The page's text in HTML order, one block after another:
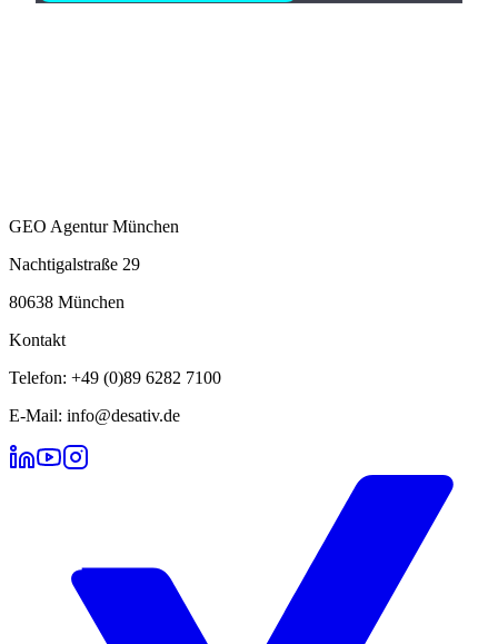
GEO Agentur München
Nachtigalstraße 29
80638 München
Kontakt
Telefon: +49 (0)89 6282 7100
E-Mail: info@desativ.de